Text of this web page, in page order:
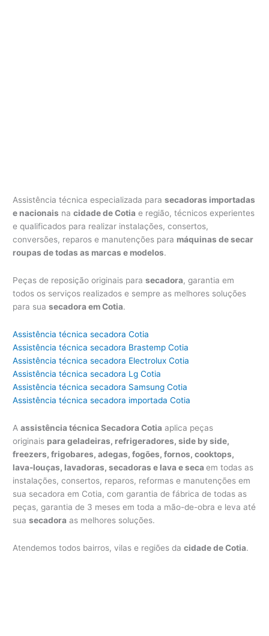
Assistência técnica especializada parasecadoras importadas
e nacionais nacidade de Cotia e região, técnicos experientes
e qualificados para realizar instalações, consertos,
conversões, reparos e manutenções para máquinas de secar
roupas de todas as marcas e modelos.
Peças de reposição originais parasecadora, garantia em
todos os serviços realizados e sempre as melhores soluções
para suasecadora em Cotia.
Assistência técnica secadora Cotia
Assistência técnica secadora Brastemp Cotia
Assistência técnica secadora Electrolux Cotia
Assistência técnica secadora Lg Cotia
Assistência técnica secadora Samsung Cotia
Assistência técnica secadora importada Cotia
Aassistência técnica Secadora Cotia aplica peças
originais para geladeiras, refrigeradores, side by side,
freezers, frigobares, adegas, fogões, fornos, cooktops,
lava-louças, lavadoras, secadoras e lava e secaem todas as
instalações, consertos, reparos, reformas e manutenções em
sua secadora em Cotia, com garantia de fábrica de todas as
peças, garantia de 3 meses em toda a mão-de-obra e leva até
suasecadora as melhores soluções.
Atendemos todos bairros, vilas e regiões dacidade de Cotia.